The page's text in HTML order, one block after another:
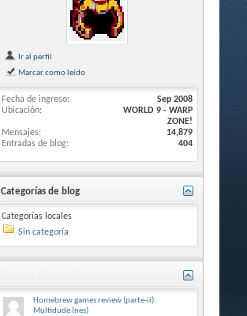
Ir al perfil
Marcar como leído
Fecha de ingreso
Sep 2008
Ubicación
WORLD 9 - WARP
ZONE!
Mensajes
14,879
Entradas de blog
404
Categorías de blog
Categorías locales
Sin categoría
Homebrew games review (parte-ii):
Multidude (nes)